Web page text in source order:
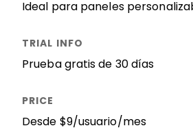
Ideal para paneles
Prueba gratis de 30 días
Desde $9/usuario/mes